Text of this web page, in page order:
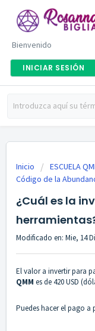
Bienvenido
INICIAR SESIÓN
Inicio ESCUELA
Código de la
¿Cuál es la
Modificado en: Mie, 14
El valor a invertir para
QMM es de 420 USD
Puedes hacer el pago a